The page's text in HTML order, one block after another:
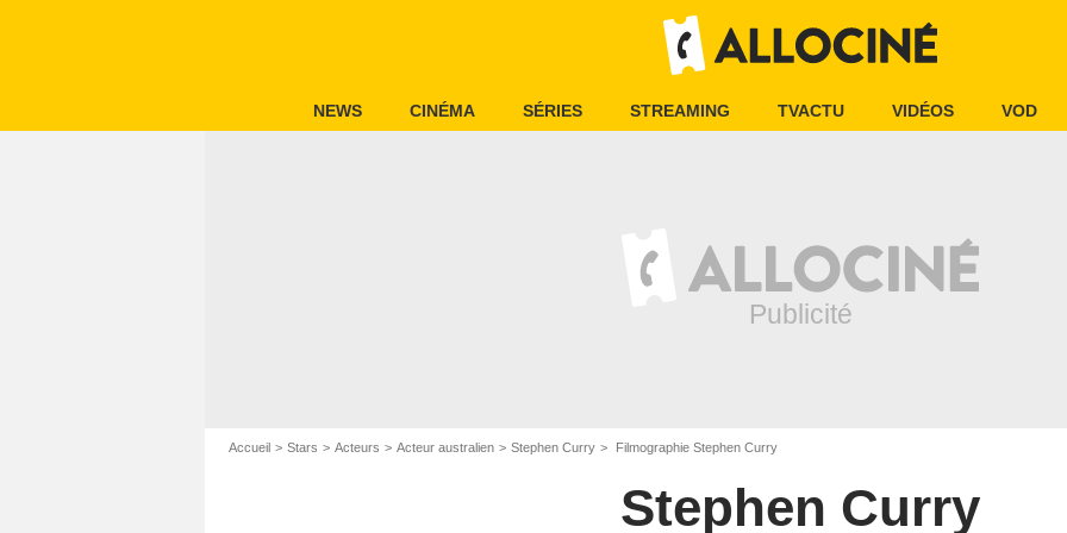
NEWS CINÉMA SÉRIES STREAMING TVACTU VIDÉOS VOD
Accueil Stars Acteurs Acteur australien Stephen Curry Filmographie Stephen Curry
Stephen Curry